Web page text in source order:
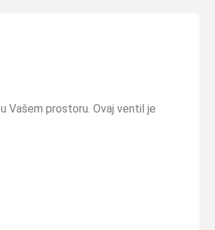
Vašem prostoru. Ovaj ventil je